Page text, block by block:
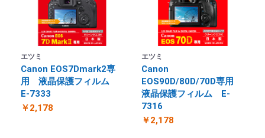
エツミ
Canon EOS7Dmark2専
用 液晶保護フィルム
E-7333
￥2,178
エツミ
Canon
EOS90D/80D/70D専用
液晶保護フィルム E-
7316
￥2,178